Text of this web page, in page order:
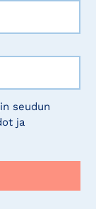
seudun
ja